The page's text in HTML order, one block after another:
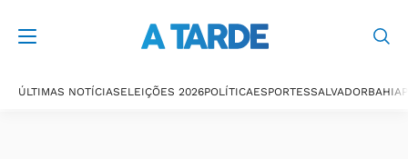
ÚLTIMAS NOTÍCIASELEIÇÕES 2026POLÍTICAESPORTESSALVADORBAHIA